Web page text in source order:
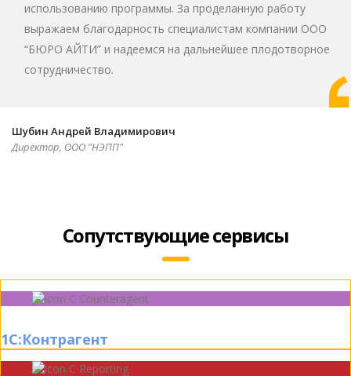
использованию программы. За проделанную работу
выражаем благодарность специалистам компании ООО
“БЮРО АЙТИ” и надеемся на дальнейшее плодотворное
сотрудничество.
Шубин Андрей Владимирович
Директор, ООО "НЭПП"
Сопутствующие сервисы
1С:Контрагент